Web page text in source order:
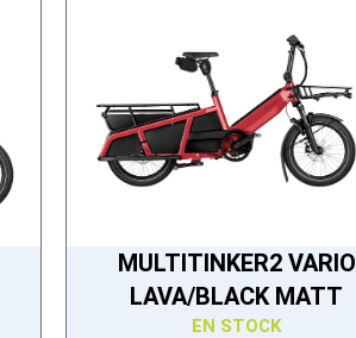
MULTITINKER2 VARIO
LAVA/BLACK MATT
EN STOCK